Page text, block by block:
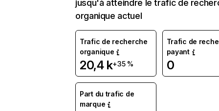
jusqu'à atteindre le trafic de
organique actuel
Trafic de recherche
organique
20,4 k+35 %
Trafic de
payant
0
Part du trafic de
marque